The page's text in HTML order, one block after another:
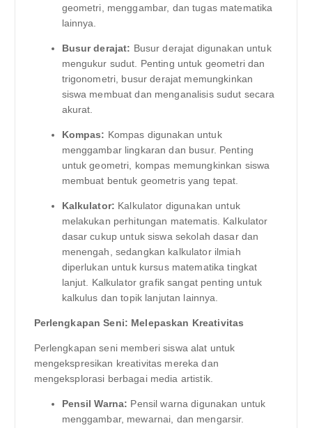
geometri, menggambar, dan tugas matematika
lainnya.
Busur derajat: Busur derajat digunakan untuk
mengukur sudut. Penting untuk geometri dan
trigonometri, busur derajat memungkinkan
siswa membuat dan menganalisis sudut secara
akurat.
Kompas: Kompas digunakan untuk
menggambar lingkaran dan busur. Penting
untuk geometri, kompas memungkinkan siswa
membuat bentuk geometris yang tepat.
Kalkulator: Kalkulator digunakan untuk
melakukan perhitungan matematis. Kalkulator
dasar cukup untuk siswa sekolah dasar dan
menengah, sedangkan kalkulator ilmiah
diperlukan untuk kursus matematika tingkat
lanjut. Kalkulator grafik sangat penting untuk
kalkulus dan topik lanjutan lainnya.
Perlengkapan Seni: Melepaskan Kreativitas
Perlengkapan seni memberi siswa alat untuk
mengekspresikan kreativitas mereka dan
mengeksplorasi berbagai media artistik.
Pensil Warna: Pensil warna digunakan untuk
menggambar, mewarnai, dan mengarsir.